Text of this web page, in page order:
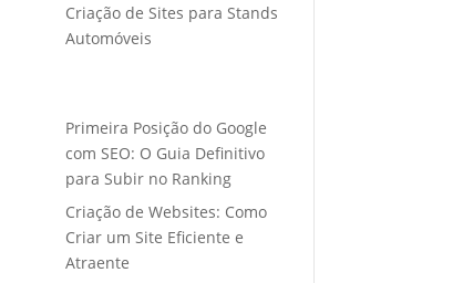
Criação de Sites para Stands
Automóveis
Primeira Posição do Google
com SEO: O Guia Definitivo
para Subir no Ranking
Criação de Websites: Como
Criar um Site Eficiente e
Atraente